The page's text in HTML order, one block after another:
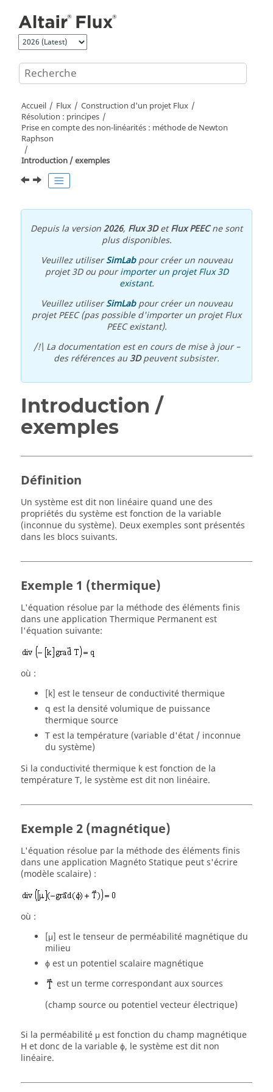
Accueil Flux
Construction d'un projet Flux
Résolution : principes
Prise en compte des non-linéarités : méthode de Newton
Raphson
Introduction / exemples
Depuis la version2026, Flux 3DetFlux PEECne sont
plus disponibles.
Veuillez utiliserSimLabpour créer un nouveau
projet 3D ou pourimporter un projet Flux 3D
existant.
Veuillez utiliserSimLabpour créer un nouveau
projet PEEC (pas possible d'importer un projet Flux
PEEC existant).
/!\ La documentation est en cours de mise à jour –
des références au3Dpeuvent subsister.
Introduction /
exemples
Définition
Un système est dit non linéaire quand une des
propriétés du système est fonction de la variable
(inconnue du système). Deux exemples sont présentés
dans les blocs suivants.
Exemple 1 (thermique)
L'équation résolue par la méthode des éléments finis
dans une application Thermique Permanent est
l'équation suivante:
où :
[k] est le tenseur de conductivité thermique
q est la densité volumique de puissance
thermique source
T est la température (variable d'état / inconnue
du système)
Si la conductivité thermique k est fonction de la
température T, le système est dit non linéaire.
Exemple 2 (magnétique)
L'équation résolue par la méthode des éléments finis
dans une application Magnéto Statique peut s'écrire
(modèle scalaire) :
où :
[μ] est le tenseur de perméabilité magnétique du
milieu
ϕ est un potentiel scalaire magnétique
est un terme correspondant aux sources
(champ source ou potentiel vecteur électrique)
Si la perméabilité μ est fonction du champ magnétique
H et donc de la variable ϕ, le système est dit non
linéaire.